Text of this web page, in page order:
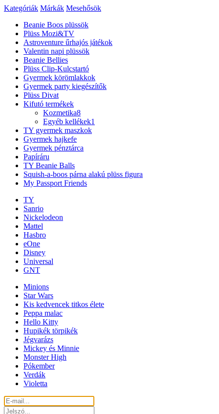
Kategóriák Márkák Mesehősök
Beanie Boos plüssök
Plüss Mozi&TV
Astroventure űrhajós játékok
Valentin napi plüssök
Beanie Bellies
Plüss Clip-Kulcstartó
Gyermek körömlakkok
Gyermek party kiegészítők
Plüss Divat
Kifutó termékek
Kozmetika8
Egyéb kellékek1
TY gyermek maszkok
Gyermek hajkefe
Gyermek pénztárca
Papíráru
TY Beanie Balls
Squish-a-boos párna alakú plüss figura
My Passport Friends
TY
Sanrio
Nickelodeon
Mattel
Hasbro
eOne
Disney
Universal
GNT
Minions
Star Wars
Kis kedvencek titkos élete
Peppa malac
Hello Kitty
Hupikék törpikék
Jégvarázs
Mickey és Minnie
Monster High
Pókember
Verdák
Violetta